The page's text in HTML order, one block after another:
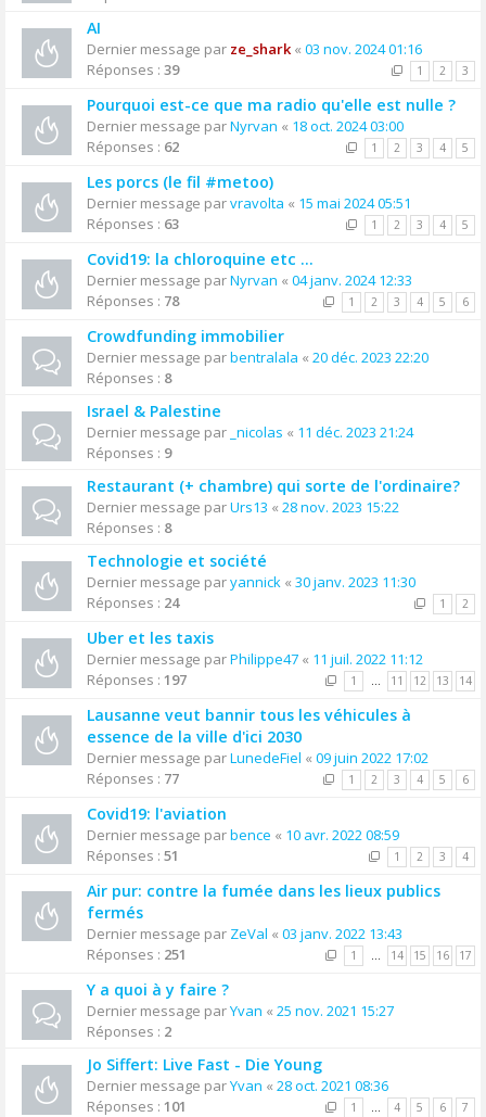
AI
Dernier message par ze_shark« 03 nov. 2024 01:16
Réponses : 39 1 2 3
Pourquoi est-ce que ma radio qu'elle est nulle ?
Dernier message parNyrvan « 18 oct. 2024 03:00
Réponses : 62 1 2 3 4 5
Les porcs (le fil #metoo)
Dernier message parvravolta « 15 mai 2024 05:51
Réponses : 63 1 2 3 4 5
Covid19: la chloroquine etc ...
Dernier message parNyrvan « 04 janv. 2024 12:33
Réponses : 78 1 2 3 4 5 6
Crowdfunding immobilier
Dernier message parbentralala « 20 déc. 2023 22:20
Réponses : 8
Israel & Palestine
Dernier message par _nicolas « 11 déc. 2023 21:24
Réponses : 9
Restaurant (+ chambre) qui sorte de l'ordinaire?
Dernier message parUrs13 « 28 nov. 2023 15:22
Réponses : 8
Technologie et société
Dernier message paryannick « 30 janv. 2023 11:30
Réponses : 24 1 2
Uber et les taxis
Dernier message parPhilippe47 « 11 juil. 2022 11:12
Réponses : 197 1 … 11 12 13 14
Lausanne veut bannir tous les véhicules à
essence de la ville d'ici 2030
Dernier message parLunedeFiel « 09 juin 2022 17:02
Réponses : 77 1 2 3 4 5 6
Covid19: l'aviation
Dernier message parbence « 10 avr. 2022 08:59
Réponses : 51 1 2 3 4
Air pur: contre la fumée dans les lieux publics
fermés
Dernier message par ZeVal « 03 janv. 2022 13:43
Réponses : 251 1 … 14 15 16 17
Y a quoi à y faire ?
Dernier message parYvan « 25 nov. 2021 15:27
Réponses : 2
Jo Siffert: Live Fast - Die Young
Dernier message parYvan « 28 oct. 2021 08:36
Réponses : 101 1 … 4 5 6 7